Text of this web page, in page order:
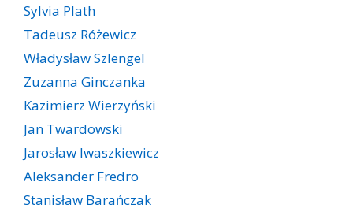
Sylvia Plath
Tadeusz Różewicz
Władysław Szlengel
Zuzanna Ginczanka
Kazimierz Wierzyński
Jan Twardowski
Jarosław Iwaszkiewicz
Aleksander Fredro
Stanisław Barańczak